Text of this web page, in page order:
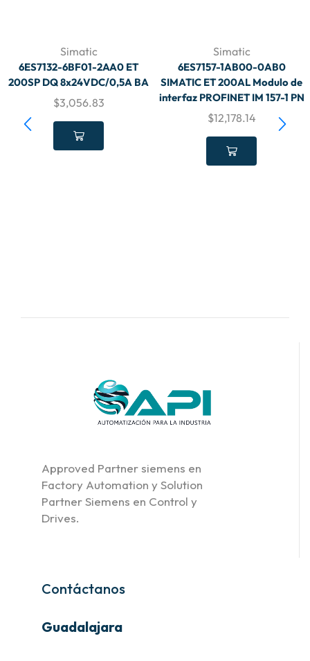
Simatic
6ES7132-6BF01-2AA0 ET
200SP DQ 8x24VDC/0,5A BA
$3,056.83
Simatic
6ES7157-1AB00-0AB0
SIMATIC ET 200AL Modulo de
interfaz PROFINET IM 157-1 PN
$12,178.14
Approved Partner siemens en
Factory Automation y Solution
Partner Siemens en Control y
Drives.
Contáctanos
Guadalajara